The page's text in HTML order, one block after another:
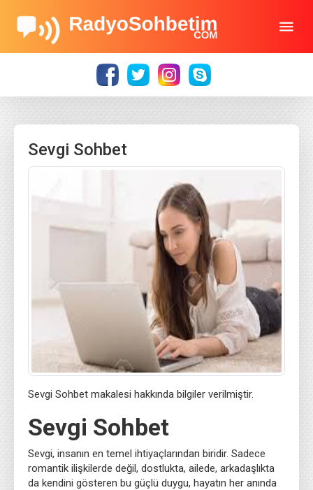
Sevgi Sohbet
Sevgi Sohbet makalesi hakkında bilgiler verilmiştir.
Sevgi Sohbet
Sevgi, insanın en temel ihtiyaçlarından biridir. Sadece
romantik ilişkilerde değil, dostlukta, ailede, arkadaşlıkta
da kendini gösteren bu güçlü duygu, hayatın her anında